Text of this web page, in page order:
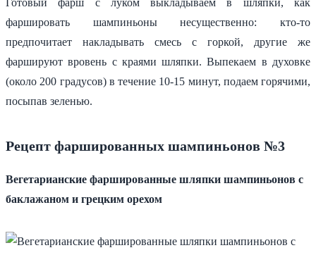
фаршировать шампиньоны несущественно: кто-то
предпочитает накладывать смесь с горкой, другие же
фаршируют вровень с краями шляпки. Выпекаем в духовке
(около 200 градусов) в течение 10-15 минут, подаем горячими,
посыпав зеленью.
Рецепт фаршированных шампиньонов №3
Вегетарианские фаршированные шляпки шампиньонов с
баклажаном и грецким орехом